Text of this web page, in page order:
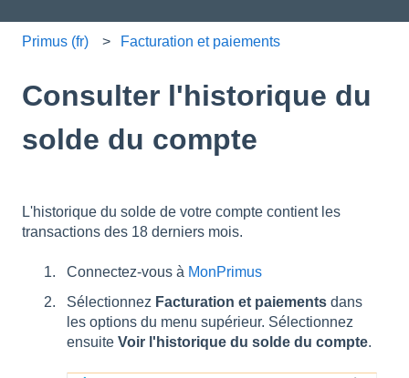
Primus (fr) Facturation et paiements
Consulter l'historique du
solde du compte
L'historique du solde de votre compte contient les
transactions des 18 derniers mois.
Connectez-vous à MonPrimus
Sélectionnez Facturation et paiements dans
les options du menu supérieur. Sélectionnez
ensuite Voir l'historique du solde du compte.